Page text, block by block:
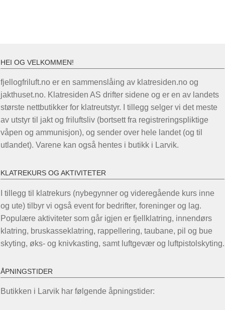
HEI OG VELKOMMEN!
fjellogfriluft.no er en sammenslåing av klatresiden.no og
jakthuset.no. Klatresiden AS drifter sidene og er en av landets
største nettbutikker for klatreutstyr. I tillegg selger vi det meste
av utstyr til jakt og friluftsliv (bortsett fra registreringspliktige
våpen og ammunisjon), og sender over hele landet (og til
utlandet). Varene kan også hentes i butikk i Larvik.
KLATREKURS OG AKTIVITETER
I tillegg til klatrekurs (nybegynner og videregående kurs inne
og ute) tilbyr vi også event for bedrifter, foreninger og lag.
Populære aktiviteter som går igjen er fjellklatring, innendørs
klatring, bruskasseklatring, rappellering, taubane, pil og bue
skyting, øks- og knivkasting, samt luftgevær og luftpistolskyting.
ÅPNINGSTIDER
Butikken i Larvik har følgende åpningstider: